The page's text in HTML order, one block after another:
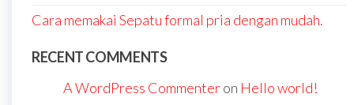
Cara memakai Sepatu formal pria dengan mudah.
RECENT COMMENTS
A WordPress Commenteron Hello world!